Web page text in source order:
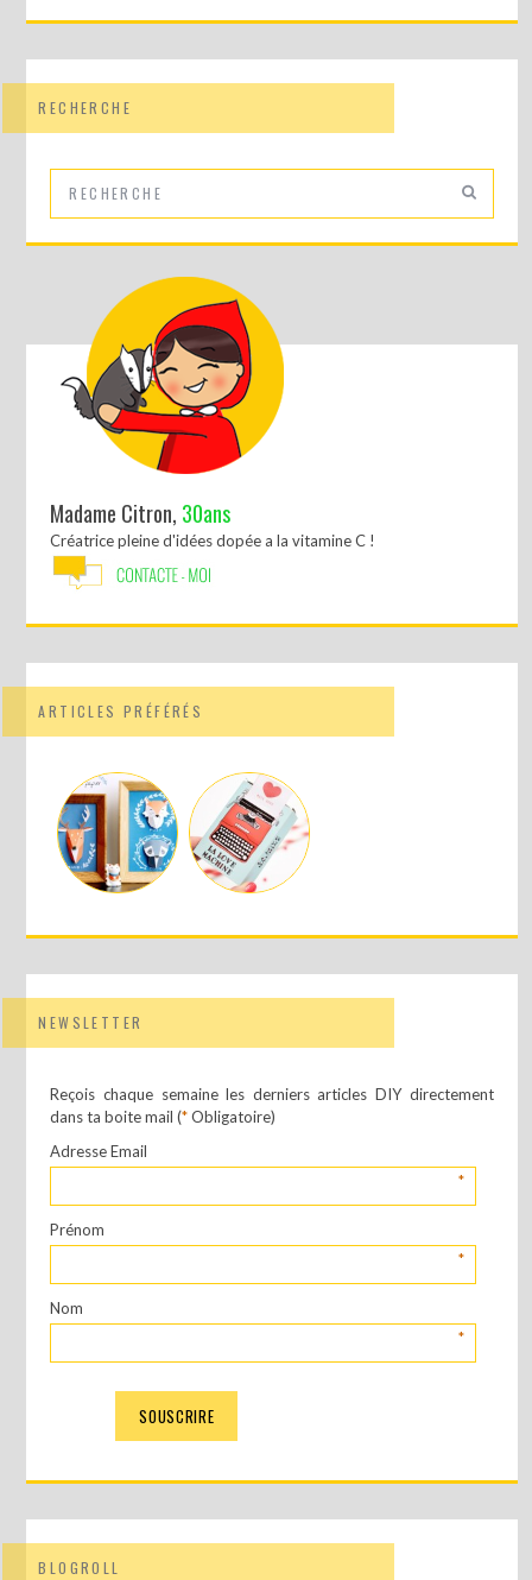
RECHERCHE
Madame Citron, 30ans
Créatrice pleine d'idées dopée a la vitamine C !
ARTICLES PRÉFÉRÉS
NEWSLETTER
Reçois chaque semaine les derniers articles DIY directement
dans ta boite mail (*Obligatoire)
Adresse Email
*
Prénom
*
Nom
*
BLOGROLL